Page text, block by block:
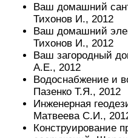
Ваш домашний
Тихонов И., 2012
Ваш домашний
Тихонов И., 2012
Ваш загородный
А.Е., 2012
Водоснабжение и
Пазенко Т.Я., 2012
Инженерная
Матвеева С.И.,
Конструирование